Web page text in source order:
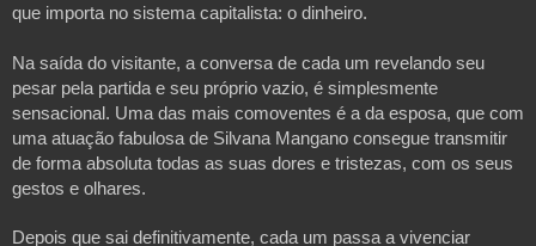
que importa no sistema capitalista: o dinheiro.
Na saída do visitante, a conversa de cada um revelando seu
pesar pela partida e seu próprio vazio, é simplesmente
sensacional. Uma das mais comoventes é a da esposa, que com
uma atuação fabulosa de Silvana Mangano consegue transmitir
de forma absoluta todas as suas dores e tristezas, com os seus
gestos e olhares.
Depois que sai definitivamente, cada um passa a vivenciar